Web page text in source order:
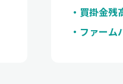
買掛金残
ファーム